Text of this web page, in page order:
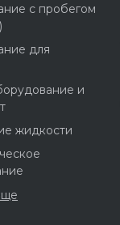
с пробегом
для
и
жидкости